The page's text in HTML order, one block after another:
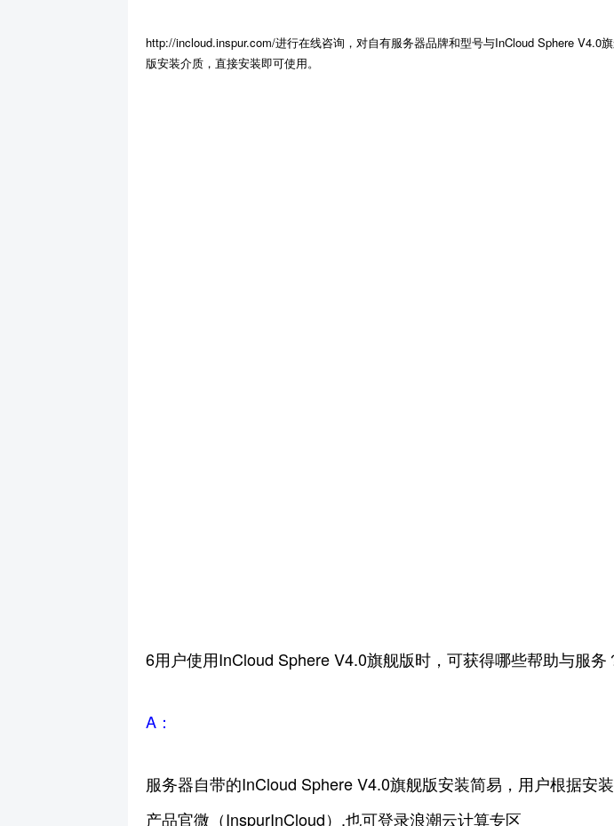
http://incloud.inspur.com/进行在线咨询，对自有服务器品牌和型号与InCloud Sphere
版安装介质，直接安装即可使用。
6用户使用InCloud Sphere V4.0旗舰版时，可获得哪些帮助与服务
A ：
服务器自带的InCloud Sphere V4.0旗舰版安装简易，用户根据安
产品官微（InspurInCloud）,也可登录浪潮云计算专区